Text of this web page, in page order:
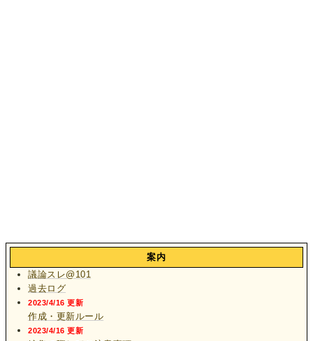
案内
議論スレ@101
過去ログ
2023/4/16 更新
作成・更新ルール
2023/4/16 更新